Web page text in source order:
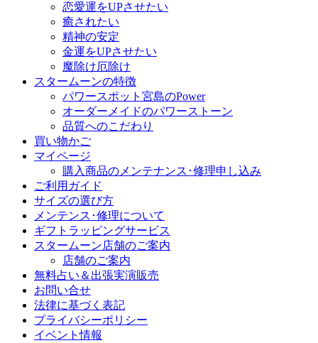
恋愛運をUPさせたい
癒されたい
精神の安定
金運をUPさせたい
魔除け厄除け
スタームーンの特徴
パワースポット宮島のPower
オーダーメイドのパワーストーン
品質へのこだわり
買い物かご
マイページ
購入商品のメンテナンス･修理申し込み
ご利用ガイド
サイズの選び方
メンテンス･修理について
ギフトラッピングサービス
スタームーン店舗のご案内
店舗のご案内
無料占い＆出張実演販売
お問い合せ
法律に基づく表記
プライバシーポリシー
イベント情報